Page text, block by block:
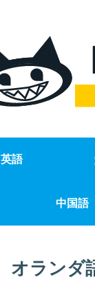
英語
中国語
オランダ